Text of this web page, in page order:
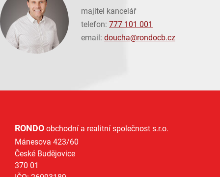
majitel kancelář
telefon: 777 101 001
email: doucha@rondocb.cz
RONDO obchodní a realitní společnost s.r.o.
Mánesova 423/60
České Budějovice
370 01